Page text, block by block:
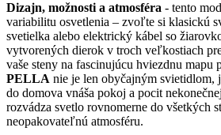
produktu.
Dizajn, možnosti a atmosféra - tento
variabilitu osvetlenia – zvoľte si klasickú
svetielka alebo elektrický kábel so
vytvorených dierok v troch veľkostiach
vaše steny na fascinujúcu hviezdnu mapu
PELLA nie je len obyčajným svietidlom,
do domova vnáša pokoj a pocit
rozvádza svetlo rovnomerne do všetkých
neopakovateľnú atmosféru.